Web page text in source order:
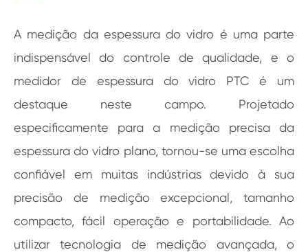
A medição da espessura do vidro é uma parte
indispensável do controle de qualidade, e o
medidor de espessura do vidro PTC é um
destaque neste campo. Projetado
especificamente para a medição precisa da
espessura do vidro plano, tornou-se uma escolha
confiável em muitas indústrias devido à sua
precisão de medição excepcional, tamanho
compacto, fácil operação e portabilidade. Ao
utilizar tecnologia de medição avançada, o